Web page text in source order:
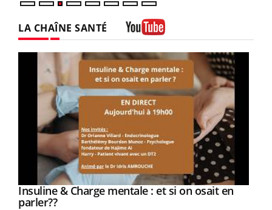
LA CHAÎNE SANTÉ
Youtube
Insuline & Charge mentale : et si on osait en
parler??Youtube